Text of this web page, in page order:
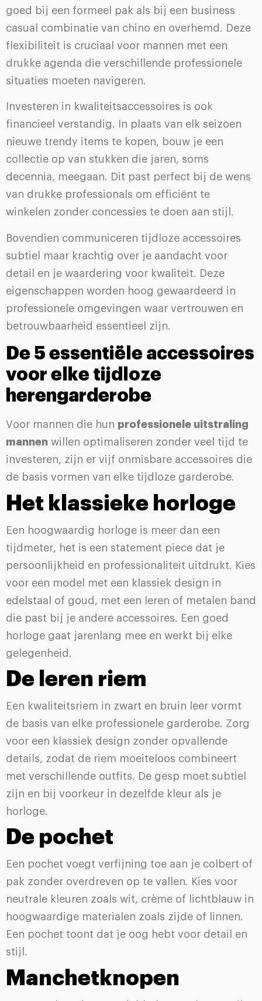
goed bij een formeel pak als bij een business
casual combinatie van chino en overhemd. Deze
flexibiliteit is cruciaal voor mannen met een
drukke agenda die verschillende professionele
situaties moeten navigeren.
Investeren in kwaliteitsaccessoires is ook
financieel verstandig. In plaats van elk seizoen
nieuwe trendy items te kopen, bouw je een
collectie op van stukken die jaren, soms
decennia, meegaan. Dit past perfect bij de wens
van drukke professionals om efficiënt te
winkelen zonder concessies te doen aan stijl.
Bovendien communiceren tijdloze accessoires
subtiel maar krachtig over je aandacht voor
detail en je waardering voor kwaliteit. Deze
eigenschappen worden hoog gewaardeerd in
professionele omgevingen waar vertrouwen en
betrouwbaarheid essentieel zijn.
De 5 essentiële accessoires
voor elke tijdloze
herengarderobe
Voor mannen die hun professionele uitstraling
mannen willen optimaliseren zonder veel tijd te
investeren, zijn er vijf onmisbare accessoires die
de basis vormen van elke tijdloze garderobe.
Het klassieke horloge
Een hoogwaardig horloge is meer dan een
tijdmeter, het is een statement piece dat je
persoonlijkheid en professionaliteit uitdrukt. Kies
voor een model met een klassiek design in
edelstaal of goud, met een leren of metalen band
die past bij je andere accessoires. Een goed
horloge gaat jarenlang mee en werkt bij elke
gelegenheid.
De leren riem
Een kwaliteitsriem in zwart en bruin leer vormt
de basis van elke professionele garderobe. Zorg
voor een klassiek design zonder opvallende
details, zodat de riem moeiteloos combineert
met verschillende outfits. De gesp moet subtiel
zijn en bij voorkeur in dezelfde kleur als je
horloge.
De pochet
Een pochet voegt verfijning toe aan je colbert of
pak zonder overdreven op te vallen. Kies voor
neutrale kleuren zoals wit, crème of lichtblauw in
hoogwaardige materialen zoals zijde of linnen.
Een pochet toont dat je oog hebt voor detail en
stijl.
Manchetknopen